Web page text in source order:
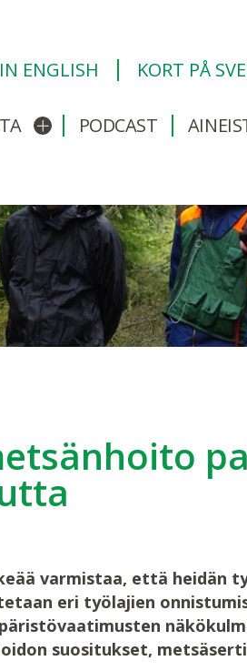
ENGLISH
KORT PÅ
Avaa/sulje alavalikko
PODCAST
varmistaa, että heidän
eri työlajien
suositukset,